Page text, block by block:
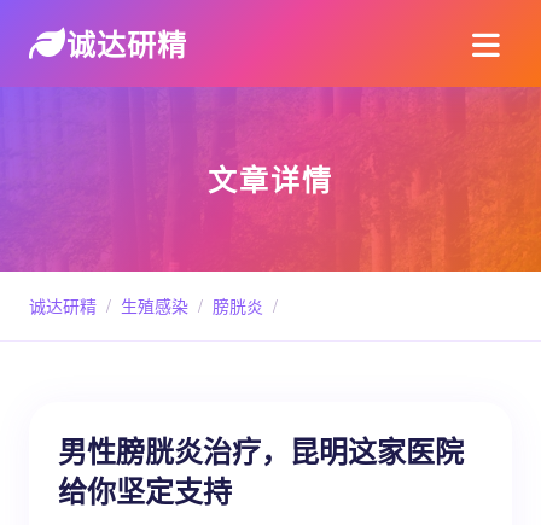
诚达研精
文章详情
诚达研精 / 生殖感染 / 膀胱炎 /
男性膀胱炎治疗，昆明这家医院
给你坚定支持